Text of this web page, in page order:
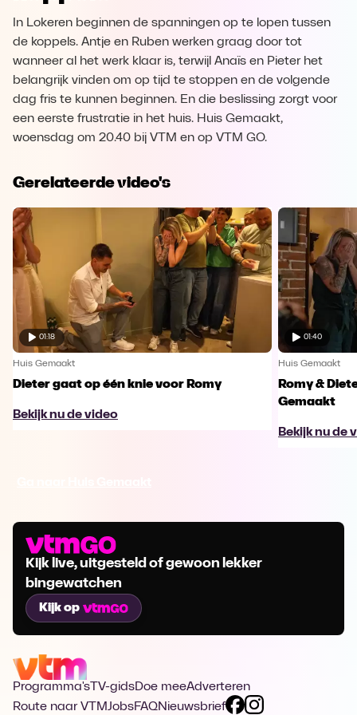
In Lokeren beginnen de spanningen op te lopen tussen
de koppels. Antje en Ruben werken graag door tot
wanneer al het werk klaar is, terwijl Anaïs en Pieter het
belangrijk vinden om op tijd te stoppen en de volgende
dag fris te kunnen beginnen. En die beslissing zorgt voor
een eerste frustratie in het huis. Huis Gemaakt,
woensdag om 20.40 bij VTM en op VTM GO.
Gerelateerde video's
01:18
Huis Gemaakt
Dieter gaat op één knie voor Romy
Bekijk nu de video
01:40
Huis Gemaakt
Romy &
Gemaakt
Bekijk nu de
Kijk live, uitgesteld of gewoon lekker
bingewatchen
Kijk op
Programma's TV-gidsDoe meeAdverteren
Route naar VTMJobsFAQNieuwsbrief